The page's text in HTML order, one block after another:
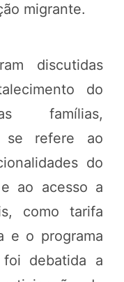
migrante.
discutidas
do
famílias,
se refere ao
do
ao acesso a
como tarifa
e o programa
debatida a